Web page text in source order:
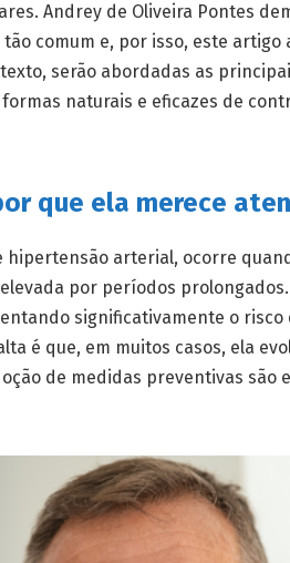
Andrey de Oliveira Pontes
comum e, por isso, este
serão abordadas as
naturais e eficazes de
que ela merece
hipertensão arterial, ocorre
por períodos
significativamente o risco
é que, em muitos casos, ela
de medidas preventivas são